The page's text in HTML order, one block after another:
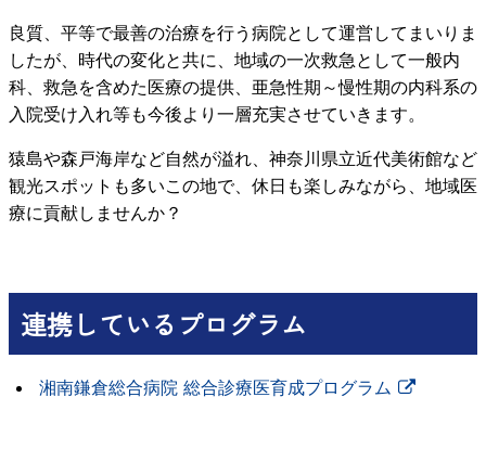
良質、平等で最善の治療を行う病院として運営してまいりま
したが、時代の変化と共に、地域の一次救急として一般内
科、救急を含めた医療の提供、亜急性期～慢性期の内科系の
入院受け入れ等も今後より一層充実させていきます。
猿島や森戸海岸など自然が溢れ、神奈川県立近代美術館など
観光スポットも多いこの地で、休日も楽しみながら、地域医
療に貢献しませんか？
連携しているプログラム
湘南鎌倉総合病院 総合診療医育成プログラム